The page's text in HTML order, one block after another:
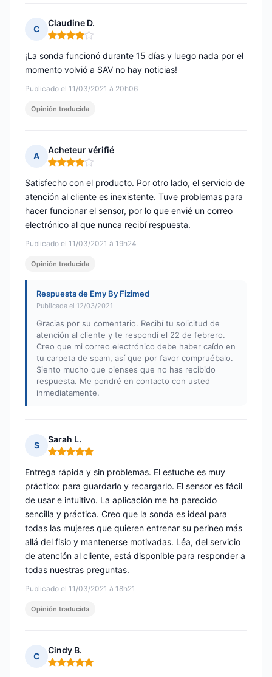
C
Claudine D.
Nota: 4 de 5
Publicado el 11/03/2021 à 20h06
¡La sonda funcionó durante 15 días y luego nada por el
momento volvió a SAV no hay noticias!
Opinión traducida
A
Acheteur vérifié
Nota: 4 de 5
Publicado el 11/03/2021 à 19h24
Satisfecho con el producto. Por otro lado, el servicio de
atención al cliente es inexistente. Tuve problemas para
hacer funcionar el sensor, por lo que envié un correo
electrónico al que nunca recibí respuesta.
Opinión traducida
Respuesta de Emy By Fizimed
Publicada el 12/03/2021
Gracias por su comentario. Recibí tu solicitud de
atención al cliente y te respondí el 22 de febrero.
Creo que mi correo electrónico debe haber caído en
tu carpeta de spam, así que por favor compruébalo.
Siento mucho que pienses que no has recibido
respuesta. Me pondré en contacto con usted
inmediatamente.
S
Sarah L.
Nota: 5 de 5
Publicado el 11/03/2021 à 18h21
Entrega rápida y sin problemas. El estuche es muy
práctico: para guardarlo y recargarlo. El sensor es fácil
de usar e intuitivo. La aplicación me ha parecido
sencilla y práctica. Creo que la sonda es ideal para
todas las mujeres que quieren entrenar su perineo más
allá del fisio y mantenerse motivadas. Léa, del servicio
de atención al cliente, está disponible para responder a
todas nuestras preguntas.
Opinión traducida
C
Cindy B.
Nota: 5 de 5